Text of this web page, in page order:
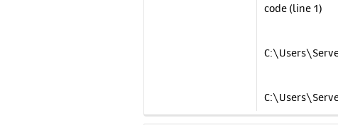
code (line 1)